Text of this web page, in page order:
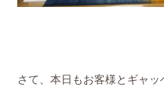
さて、本日もお客様とギャ